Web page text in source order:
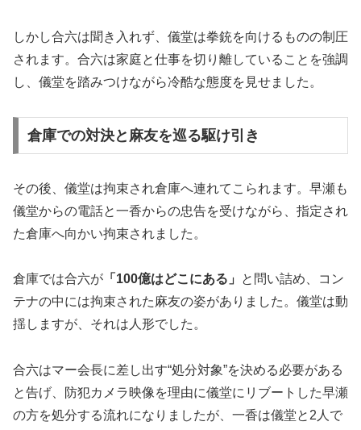
しかし合六は聞き入れず、儀堂は拳銃を向けるものの制圧
されます。合六は家庭と仕事を切り離していることを強調
し、儀堂を踏みつけながら冷酷な態度を見せました。
倉庫での対決と麻友を巡る駆け引き
その後、儀堂は拘束され倉庫へ連れてこられます。早瀬も
儀堂からの電話と一香からの忠告を受けながら、指定され
た倉庫へ向かい拘束されました。
倉庫では合六が 「100億はどこにある」
と問い詰め、コン
テナの中には拘束された麻友の姿がありました。儀堂は動
揺しますが、それは人形でした。
合六はマー会長に差し出す“処分対象”を決める必要がある
と告げ、防犯カメラ映像を理由に儀堂にリブートした早瀬
の方を処分する流れになりましたが、一香は儀堂と2人で